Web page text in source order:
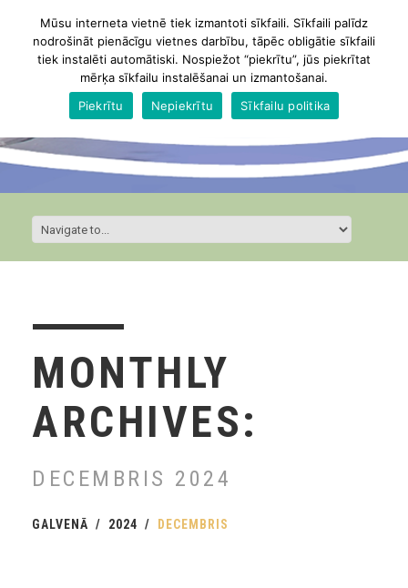
MONTHLY
ARCHIVES:
DECEMBRIS 2024
GALVENĀ 2024 DECEMBRIS
Mūsu interneta vietnē tiek izmantoti sīkfaili. Sīkfaili palīdz
nodrošināt pienācīgu vietnes darbību, tāpēc obligātie sīkfaili
tiek instalēti automātiski. Nospiežot “piekrītu”, jūs piekrītat
mērķa sīkfailu instalēšanai un izmantošanai.
Piekrītu
Nepiekrītu Sīkfailu politika